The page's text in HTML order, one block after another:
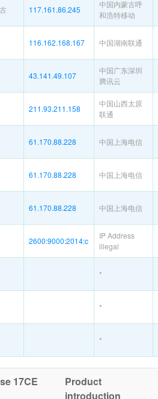
117.161.86.245
中国内蒙古呼
和浩特移动
116.162.168.167 中国湖南联通
43.141.49.107
中国广东深圳
腾讯云
211.93.211.158
中国山西太原
联通
61.170.88.228 中国上海电信
61.170.88.228 中国上海电信
61.170.88.228 中国上海电信
2600:9000:2014:c
IP Address
illegal
*
*
*
17CE
Product
introduction